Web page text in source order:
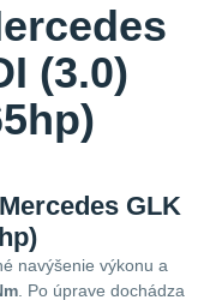
(3.0)
GLK
navýšenie výkonu a
. Po úprave dochádza